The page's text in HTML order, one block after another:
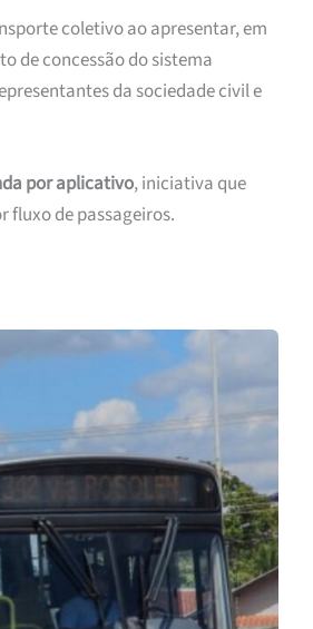
coletivo ao apresentar, em
de concessão do sistema
da sociedade civil e
por aplicativo, iniciativa que
fluxo de passageiros.